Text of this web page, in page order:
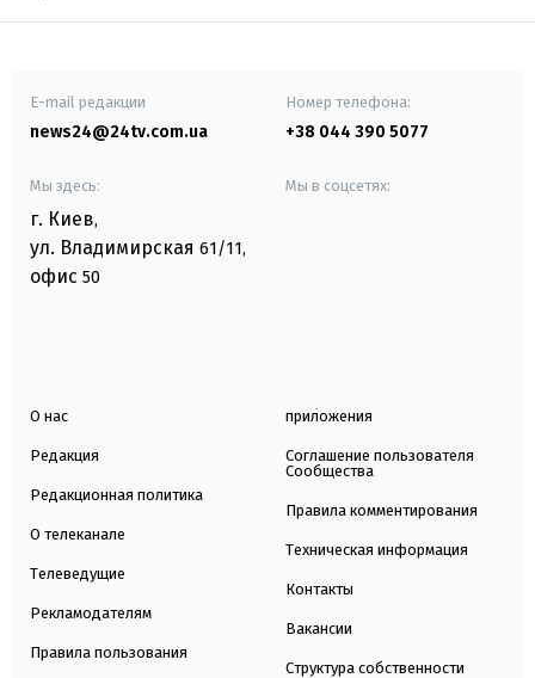
E-mail редакции
news24@24tv.com.ua
Номер телефона:
+38 044 390 5077
Мы здесь:
г. Киев,
ул. Владимирская 61/11,
офис 50
Мы в соцсетях:
О нас
Редакция
Редакционная политика
О телеканале
Телеведущие
Рекламодателям
Правила пользования
приложения
Соглашение пользователя
Сообщества
Правила комментирования
Техническая информация
Контакты
Вакансии
Структура собственности